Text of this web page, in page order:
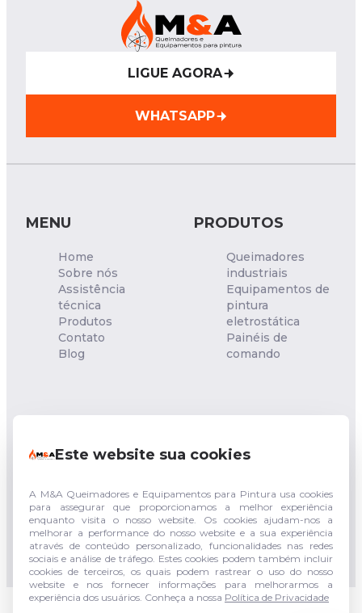
Este website sua cookies
A M&A Queimadores e Equipamentos para Pintura usa cookies
para assegurar que proporcionamos a melhor experiência
enquanto visita o nosso website. Os cookies ajudam-nos a
melhorar a performance do nosso website e a sua experiência
através de conteúdo personalizado, funcionalidades nas redes
sociais e análise de tráfego. Estes cookies podem também incluir
cookies de terceiros, os quais podem rastrear o uso do nosso
website e nos fornecer informações para melhorarmos a
experiência dos usuários. Conheça a nossa Política de Privacidade
LIGUE AGORA
WHATSAPP
MENU
Home
Sobre nós
Assistência
técnica
Produtos
Contato
Blog
PRODUTOS
Queimadores
industriais
Equipamentos de
pintura
eletrostática
Painéis de
comando
Rua Francisco Sgambatt,
SPCEP: 06182-040
(011) 94744-3943
(011) 3683-5210